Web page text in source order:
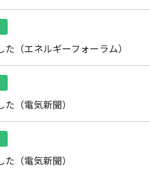
（エネルギーフォーラム）
（電気新聞）
（電気新聞）